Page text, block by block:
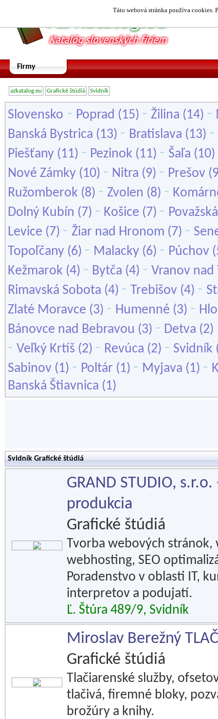
Táto webová stránka používa cookies.
Firmy
azkatalog.eu Grafické štúdiá Svidník
Slovensko - Poprad (15) - Žilina (14) -
Banská Bystrica (13) - Bratislava (13) -
Piešťany (11) - Pezinok (11) - Šaľa (10)
Nové Zámky (10) - Nitra (9) - Prešov
Ružomberok (8) - Zvolen (8) -
Dolný Kubín (7) - Košice (7) -
Levice (7) - Žiar nad Hronom (7) -
Topoľčany (6) - Malacky (6) - Púchov
Kežmarok (4) - Bytča (4) - Vranov nad
Rimavská Sobota (4) - Trebišov (4) -
Zlaté Moravce (3) - Humenné (3) -
Bánovce nad Bebravou (3) - Detva (2)
- Veľký Krtíš (2) - Revúca (2) - Svidník
Sabinov (1) - Poltár (1) - Myjava (1) -
Banská Štiavnica (1)
Svidník Grafické štúdiá
GRAND STUDIO,
produkcia
Grafické štúdiá
Tvorba webových
webhosting, SEO
Poradenstvo v oblasti IT,
interpretov a podujatí.
Ľ. Štúra 489/9, Svidník
Miroslav Berežný
Grafické štúdiá
Tlačiarenské služby,
tlačivá, firemné bloky,
brožúry a knihy.